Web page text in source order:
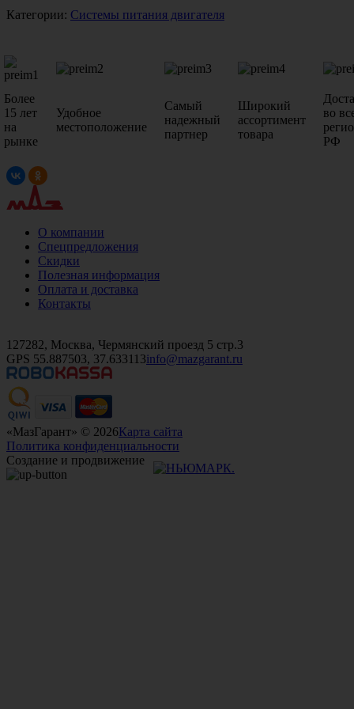
Категории: Системы питания двигателя
Более
15 лет
на
рынке
Удобное
местоположение
Самый
надежный
партнер
Широкий
ассортимент
товара
во
РФ
О компании
Спецпредложения
Скидки
Полезная информация
Оплата и доставка
Контакты
127282, Москва, Чермянский проезд 5 стр.3
GPS 55.887503, 37.633113info@mazgarant.ru
«МазГарант» © 2026Карта сайта
Политика конфиденциальности
Создание и продвижение